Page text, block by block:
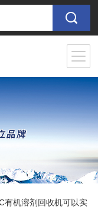
有机溶剂回收机可以实